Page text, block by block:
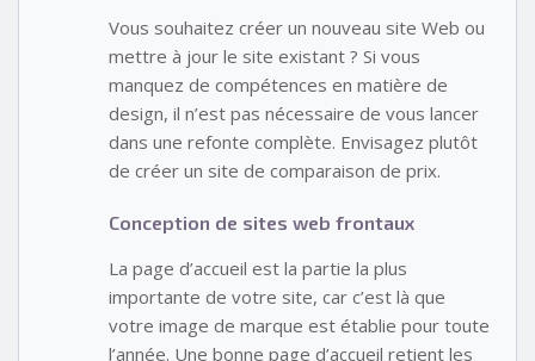
Vous souhaitez créer un nouveau site Web ou
mettre à jour le site existant ? Si vous
manquez de compétences en matière de
design, il n’est pas nécessaire de vous lancer
dans une refonte complète. Envisagez plutôt
de créer un site de comparaison de prix.
Conception de sites web frontaux
La page d’accueil est la partie la plus
importante de votre site, car c’est là que
votre image de marque est établie pour toute
l’année. Une bonne page d’accueil retient les